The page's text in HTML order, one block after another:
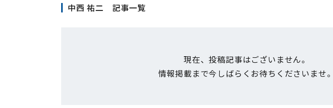
中西 祐二 記事一覧
現在、投稿記事はございません。
情報掲載まで今しばらく お待ちくださいませ。